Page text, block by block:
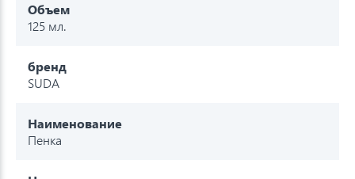
Объем
125 мл.
бренд
SUDA
Наименование
Пенка